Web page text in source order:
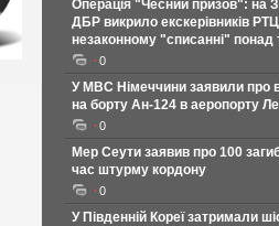
Операція "Чесний призов": на
ДБР викрило екскерівників
незаконному "списанні" понад
0
У МВС Німеччини заявили про
на борту Ан-124 в аеропорту
0
Мер Сеути заявив про 100
час штурму кордону
0
У Південній Кореї затримали